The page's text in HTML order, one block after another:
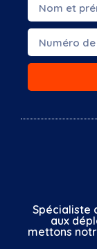
Spécialiste
aux
mettons